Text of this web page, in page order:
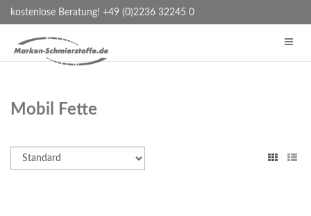
kostenlose Beratung! +49 (0)2236 32245 0
Mobil Fette